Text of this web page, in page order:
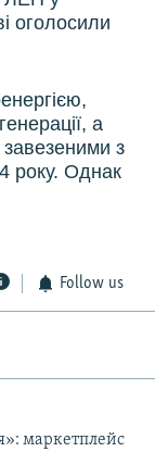
оголосили
а
з
року. Однак
Follow us
маркетплейс